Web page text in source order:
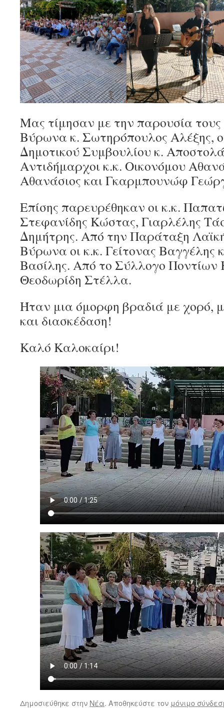
Μας τίμησαν με την παρουσία
Βύρωνα κ. Σωτηρόπουλος Αλέξης,
Δημοτικού Συμβουλίου κ.
Αντιδήμαρχοι κ.κ. Οικονόμου
Αθανάσιος και Γκαρμπουνώφ
Επίσης παρευρέθηκαν οι κ.κ.
Στεφανίδης Κώστας, Γιαρλέλης
Δημήτρης. Από την Παράταξη
Βύρωνα οι κ.κ. Γείτονας Βαγγέλης
Βασίλης. Από το Σύλλογο Ποντίων
Θεοδωρίδη Στέλλα.
Ήταν μια όμορφη βραδιά με χορό,
και διασκέδαση!
Καλό Καλοκαίρι!
Δημοσιεύθηκε στην Νέα. Αποθηκεύστε τον μόνιμο